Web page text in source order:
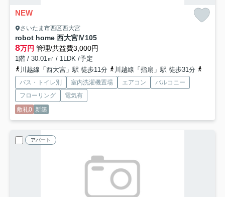
NEW
さいたま市西区西大宮
robot home 西大宮Ⅳ105
8万円 管理/共益費3,000円
1階 / 30.01㎡ / 1LDK /予定
川越線「西大宮」駅 徒歩11分
川越線「指扇」駅 徒歩31分
バス・トイレ別 室内洗濯機置場 エアコン
バルコニー
フローリング
電気有
敷礼0 新築
アパート